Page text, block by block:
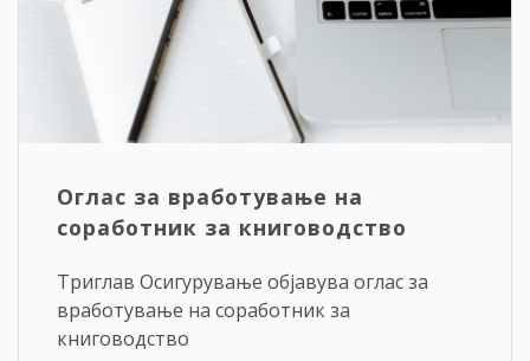
Оглас за вработување на
соработник за книговодство
Триглав Осигурување објавува оглас за
вработување на соработник за
книговодство